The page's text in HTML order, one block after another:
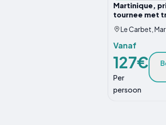
Martinique,
tournee met
Le Carbet,
Vanaf
127€
Per
persoon